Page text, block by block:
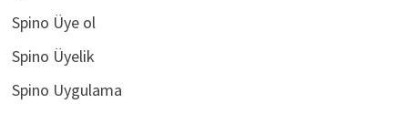
Spino Üye ol
Spino Üyelik
Spino Uygulama